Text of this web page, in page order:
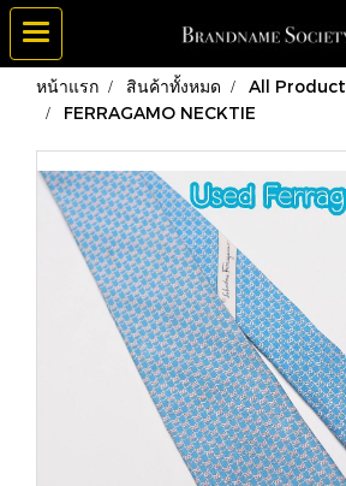
หน้าแรก สินค้าทั้งหมด All Product
FERRAGAMO NECKTIE